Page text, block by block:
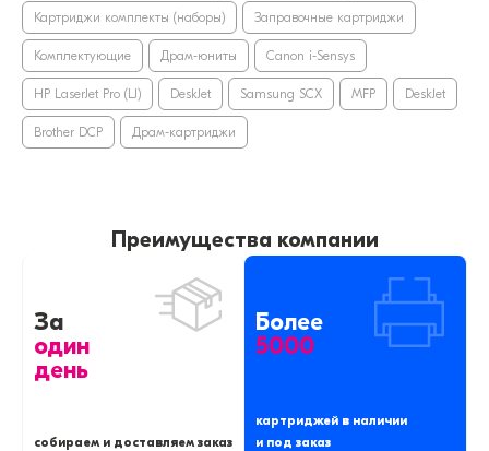
Картриджи комплекты (наборы) Заправочные картриджи
Комплектующие Драм-юниты Canon i-Sensys
HP LaserJet Pro (LJ) DeskJet Samsung SCX MFP DeskJet
Brother DCP Драм-картриджи
Преимущества компании
За
один
день
собираем и доставляем заказ
Более
5000
картриджей в наличии
и под заказ